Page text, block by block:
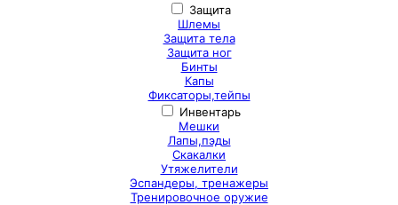
Защита
Шлемы
Защита тела
Защита ног
Бинты
Капы
Фиксаторы,тейпы
Инвентарь
Мешки
Лапы,пэды
Скакалки
Утяжелители
Эспандеры, тренажеры
Тренировочное оружие